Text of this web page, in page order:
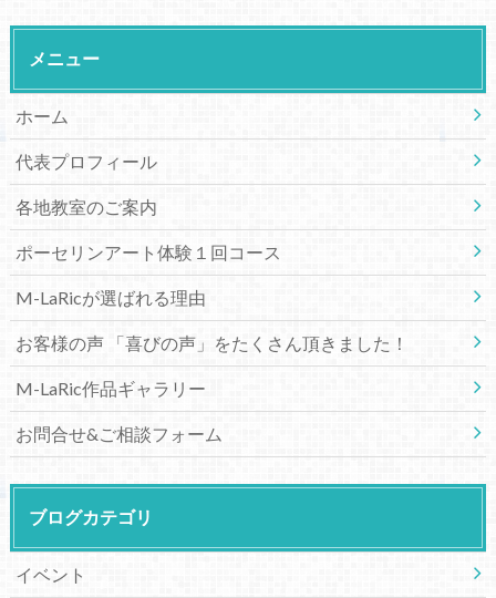
メニュー
ホーム
代表プロフィール
各地教室のご案内
ポーセリンアート体験１回コース
M-LaRicが選ばれる理由
お客様の声 「喜びの声」をたくさん頂きました！
M-LaRic作品ギャラリー
お問合せ&ご相談フォーム
ブログカテゴリ
イベント